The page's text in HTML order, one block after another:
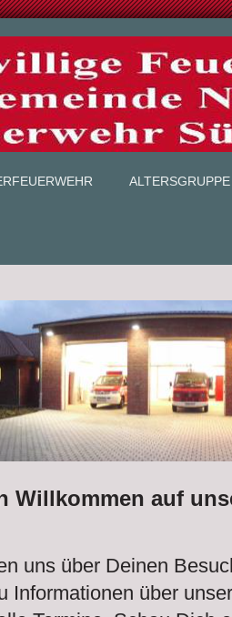
ALTERSGRUPPE
Willkommen auf
uns über Deinen
Informationen über